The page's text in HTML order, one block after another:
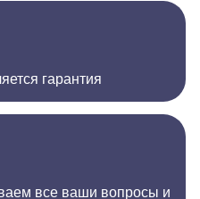
гарантия
все ваши вопросы и